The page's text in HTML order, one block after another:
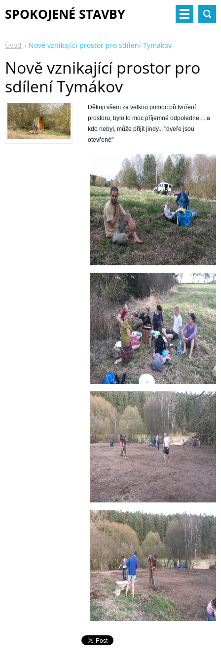
SPOKOJENÉ STAVBY
Úvod Nově vznikající prostor pro sdílení Tymákov
Nově vznikající prostor pro
sdílení Tymákov
Děkuji všem za velkou pomoc při tvoření
prostoru, bylo to moc příjemné odpoledne ....a
kdo nebyl, může přijít jindy... "dveře jsou
otevřené"